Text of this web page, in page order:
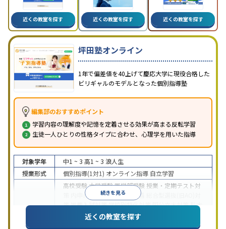
近くの教室を探す 近くの教室を探す 近くの教室を探す
坪田塾オンライン
1年で偏差値を40上げて慶応大学に現役合格した
ビリギャルのモデルとなった個別指導塾
編集部のおすすめポイント
学習内容の理解度や記憶を定着させる効果が高まる反転学習
生徒一人ひとりの性格タイプに合わせ、心理学を用いた指導
続きを見る
対象学年 中1 ~ 3 高1 ~ 3 浪人生
授業形式
個別指導(1対1) オンライン指導 自立学習
高校受験大学受験医学部受験 授業・定期テスト対
内申点対策学習習慣の定着
策推薦入試対策学校別特化対策国公立大対策私大
共通テスト対策英検(英語検定)対策
その
近くの教室を探す